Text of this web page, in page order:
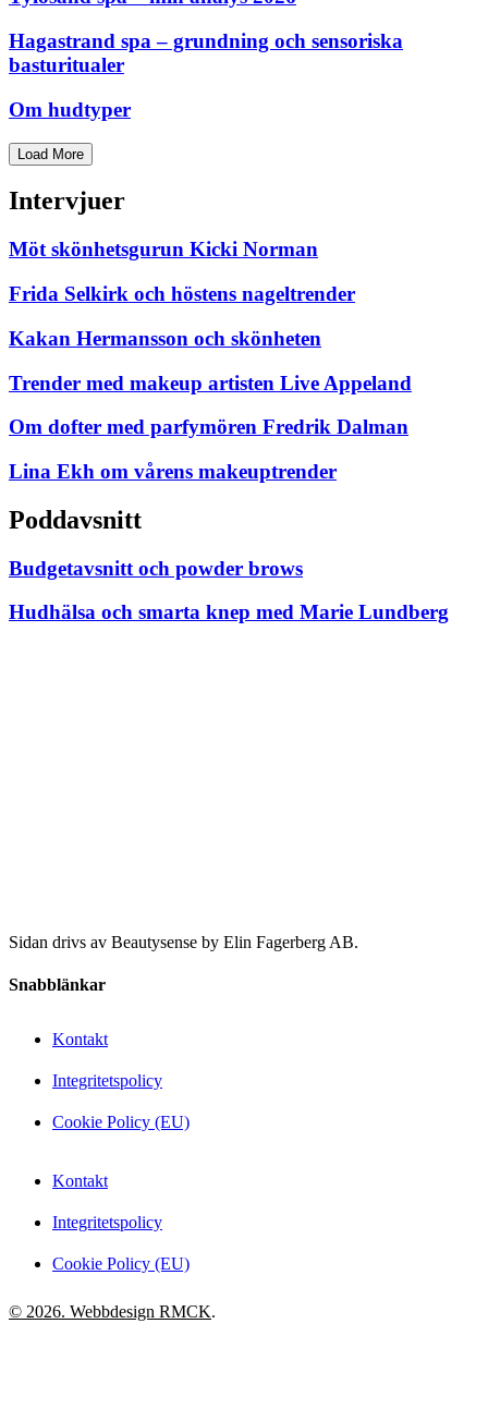
Hagastrand spa – grundning och sensoriska
basturitualer
Om hudtyper
Load More
Intervjuer
Möt skönhetsgurun Kicki Norman
Frida Selkirk och höstens nageltrender
Kakan Hermansson och skönheten
Trender med makeup artisten Live Appeland
Om dofter med parfymören Fredrik Dalman
Lina Ekh om vårens makeuptrender
Poddavsnitt
Budgetavsnitt och powder brows
Hudhälsa och smarta knep med Marie Lundberg
Sidan drivs av Beautysense by Elin Fagerberg AB.
Snabblänkar
Kontakt
Integritetspolicy
Cookie Policy (EU)
Kontakt
Integritetspolicy
Cookie Policy (EU)
© 2026. Webbdesign RMCK.